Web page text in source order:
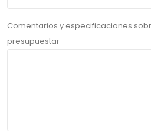
Comentarios y especificaciones
presupuestar